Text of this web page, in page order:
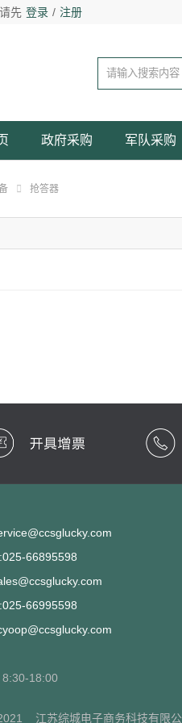
请先 登录 / 注册
政府采购 军队采购
抢答器
66895598
66995598
8:30-18:00
江苏综城电子商务科技有限